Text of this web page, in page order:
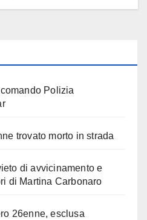
Polizia
trovato morto in strada
di avvicinamento e
di Martina Carbonaro
26enne, esclusa